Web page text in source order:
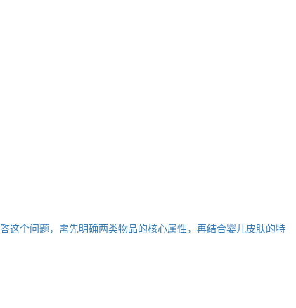
这个问题，需先明确两类物品的核心属性，再结合婴儿皮肤的特